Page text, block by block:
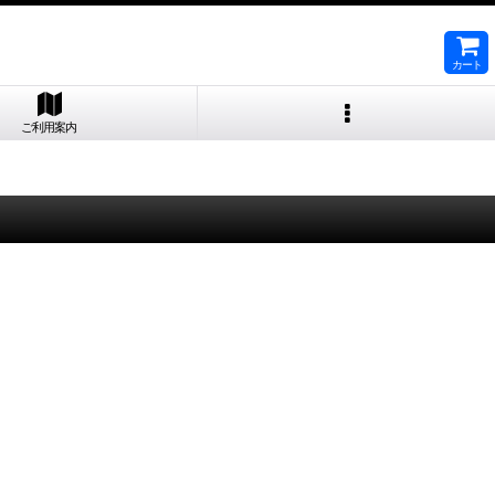
カート
ご利用案内